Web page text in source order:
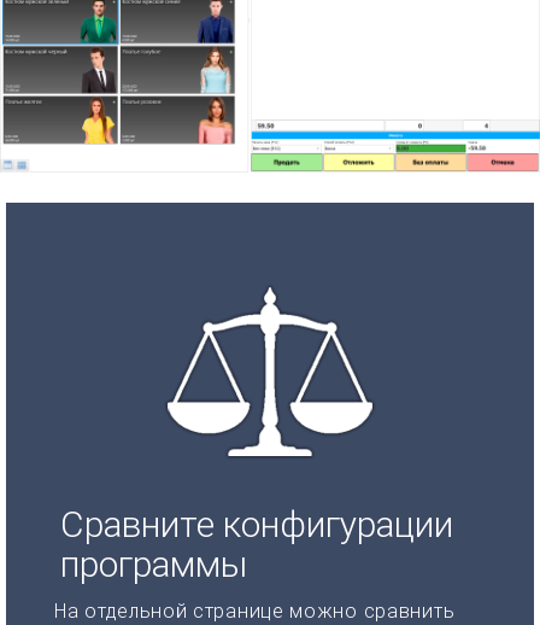
Сравните конфигурации
программы
На отдельной странице можно сравнить